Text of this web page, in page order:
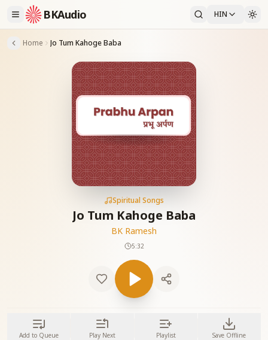
BKAudio HIN
Home Jo Tum Kahoge Baba
Spiritual Songs
Jo Tum Kahoge Baba
BK Ramesh
5:32
Add to Queue Play Next Playlist Save Offline